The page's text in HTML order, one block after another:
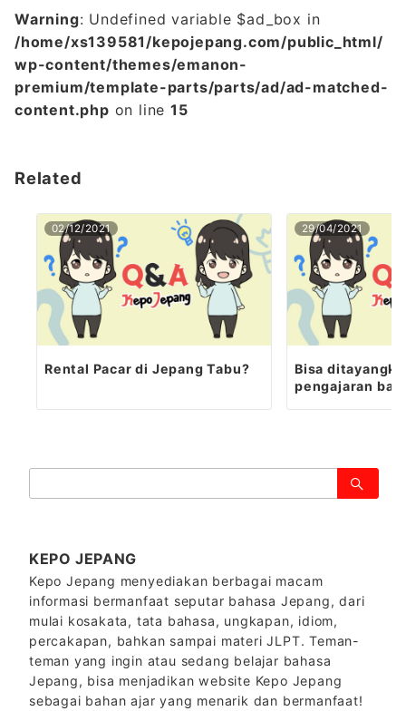
Warning: Undefined variable $ad_box in
/home/xs139581/kepojepang.com/public_html/
wp-content/themes/emanon-
premium/template-parts/parts/ad/ad-matched-
content.php on line15
Related
02/12/2021
Rental Pacar di Jepang Tabu?
29/04/2021
Bisa
pengajaran ba...
索：
KEPO JEPANG
Kepo Jepang menyediakan berbagai macam
informasi bermanfaat seputar bahasa Jepang, dari
mulai kosakata, tata bahasa, ungkapan, idiom,
percakapan, bahkan sampai materi JLPT. Teman-
teman yang ingin atau sedang belajar bahasa
Jepang, bisa menjadikan website Kepo Jepang
sebagai bahan ajar yang menarik dan bermanfaat!